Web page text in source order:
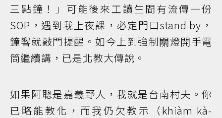
三點鐘！」可能後來工讀生間有流傳一份
SOP，遇到我上夜課，必定門口stand by，
鐘響就敲門提醒。如今上到強制關燈開手電
筒繼續講，已是北教大傳說。
如果阿聰是嘉義野人，我就是台南村夫。你
已略能教化，而我仍欠教示（khiàm kà-